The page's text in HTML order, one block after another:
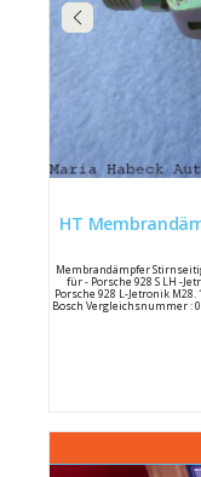
HT Membrandämpfer für Porsche 928 S 0280161008
Membrandämpfer
für - Porsche 928 S LH -
Porsche 928 L-Jetronik
Bosch Vergleichsnummer :